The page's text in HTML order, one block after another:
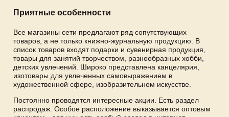
Приятные особенности
Все магазины сети предлагают ряд сопутствующих
товаров, а не только книжно-журнальную продукцию. В
список товаров входят подарки и сувенирная продукция,
товары для занятий творчеством, разнообразных хобби,
детских увлечений. Широко представлена канцелярия,
изотовары для увлеченных самовыражением в
художественной сфере, изобразительном искусстве.
Постоянно проводятся интересные акции. Есть раздел
распродаж. Особое расположение выказывается оптовым